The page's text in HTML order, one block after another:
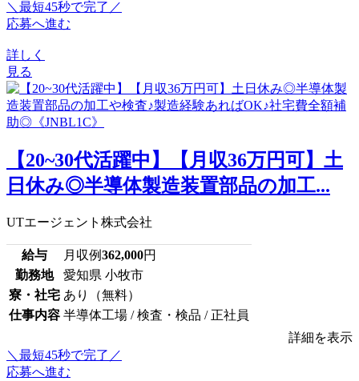
＼最短45秒で完了／
応募へ進む
詳しく
見る
【20~30代活躍中】【月収36万円可】土
日休み◎半導体製造装置部品の加工...
UTエージェント株式会社
給与 月収例362,000円
勤務地
愛知県 小牧市
寮・社宅 あり（無料）
仕事内容 半導体工場 / 検査・検品 / 正社員
詳細を表示
＼最短45秒で完了／
応募へ進む